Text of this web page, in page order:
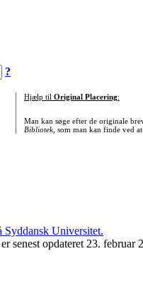
?
Hjælp til Original Placering:
Man kan søge efter de originale
Bibliotek, som man kan finde ved at
senest opdateret 23. februar